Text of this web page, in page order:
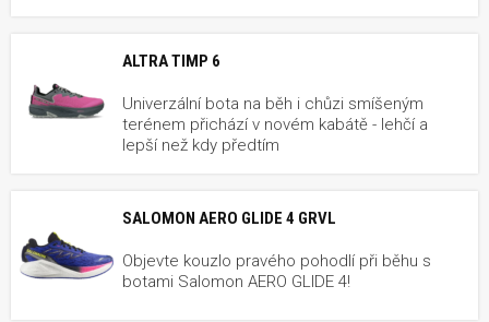
ALTRA TIMP 6
Univerzální bota na běh i chůzi smíšeným
terénem přichází v novém kabátě - lehčí a
lepší než kdy předtím
SALOMON AERO GLIDE 4 GRVL
Objevte kouzlo pravého pohodlí při běhu s
botami Salomon AERO GLIDE 4!